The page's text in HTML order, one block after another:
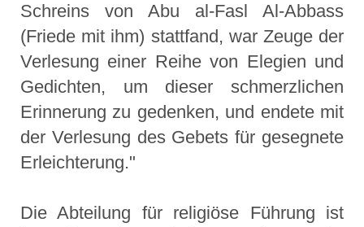
Schreins von Abu al-Fasl Al-Abbass
(Friede mit ihm) stattfand, war Zeuge der
Verlesung einer Reihe von Elegien und
Gedichten, um dieser schmerzlichen
Erinnerung zu gedenken, und endete mit
der Verlesung des Gebets für gesegnete
Erleichterung."
Die Abteilung für religiöse Führung ist